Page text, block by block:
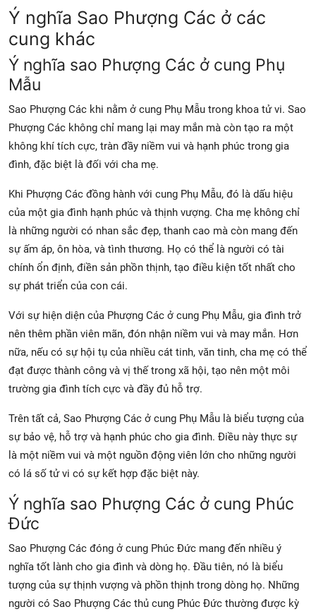
Ý nghĩa Sao Phượng Các ở các
cung khác
Ý nghĩa sao Phượng Các ở cung Phụ
Mẫu
Sao Phượng Các khi nằm ở cung Phụ Mẫu trong khoa tử vi. Sao
Phượng Các không chỉ mang lại may mắn mà còn tạo ra một
không khí tích cực, tràn đầy niềm vui và hạnh phúc trong gia
đình, đặc biệt là đối với cha mẹ.
Khi Phượng Các đồng hành với cung Phụ Mẫu, đó là dấu hiệu
của một gia đình hạnh phúc và thịnh vượng. Cha mẹ không chỉ
là những người có nhan sắc đẹp, thanh cao mà còn mang đến
sự ấm áp, ôn hòa, và tình thương. Họ có thể là người có tài
chính ổn định, điền sản phồn thịnh, tạo điều kiện tốt nhất cho
sự phát triển của con cái.
Với sự hiện diện của Phượng Các ở cung Phụ Mẫu, gia đình trở
nên thêm phần viên mãn, đón nhận niềm vui và may mắn. Hơn
nữa, nếu có sự hội tụ của nhiều cát tinh, văn tinh, cha mẹ có thể
đạt được thành công và vị thế trong xã hội, tạo nên một môi
trường gia đình tích cực và đầy đủ hỗ trợ.
Trên tất cả, Sao Phượng Các ở cung Phụ Mẫu là biểu tượng của
sự bảo vệ, hỗ trợ và hạnh phúc cho gia đình. Điều này thực sự
là một niềm vui và một nguồn động viên lớn cho những người
có lá số tử vi có sự kết hợp đặc biệt này.
Ý nghĩa sao Phượng Các ở cung Phúc
Đức
Sao Phượng Các đóng ở cung Phúc Đức mang đến nhiều ý
nghĩa tốt lành cho gia đình và dòng họ. Đầu tiên, nó là biểu
tượng của sự thịnh vượng và phồn thịnh trong dòng họ. Những
người có Sao Phượng Các thủ cung Phúc Đức thường được kỳ